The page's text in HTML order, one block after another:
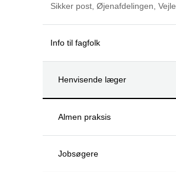
Sikker post, Øjenafdelingen, Vejle
Info til fagfolk
Henvisende læger
Almen praksis
Jobsøgere